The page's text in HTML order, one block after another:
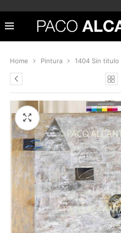
Home Pintura 1404 Sin titulo